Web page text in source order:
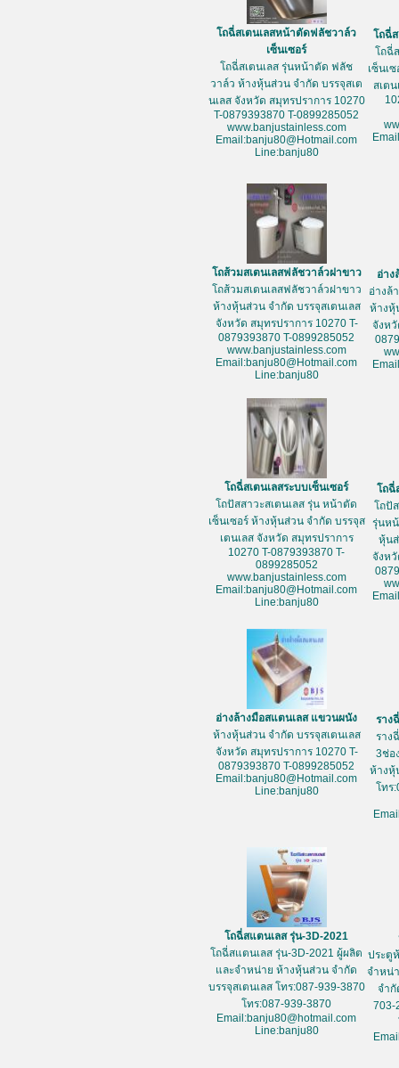
โถฉี่สเตนเลสหน้าตัดฟลัชวาล์ว
เซ็นเซอร์
โถฉี่สเตนเลส รุ่นหน้าตัด ฟลัช
วาล์ว ห้างหุ้นส่วน จำกัด บรรจุสเต
นเลส จังหวัด สมุทรปราการ 10270
T-0879393870 T-0899285052
www.banjustainless.com
Email:banju80@Hotmail.com
Line:banju80
โถฉี่
โถฉี่
เซ็นเ
สเต
โถส้วมสเตนเลสฟลัชวาล์วฝาขาว
โถส้วมสเตนเลสฟลัชวาล์วฝาขาว
ห้างหุ้นส่วน จำกัด บรรจุสเตนเลส
จังหวัด สมุทรปราการ 10270 T-
0879393870 T-0899285052
www.banjustainless.com
Email:banju80@Hotmail.com
Line:banju80
อ่าง
อ่างล้
ห้างหุ้
จังห
โถฉี่สเตนเลสระบบเซ็นเซอร์
โถปัสสาวะสเตนเลส รุ่น หน้าตัด
เซ็นเซอร์ ห้างหุ้นส่วน จำกัด บรรจุส
เตนเลส จังหวัด สมุทรปราการ
10270 T-0879393870 T-
0899285052
www.banjustainless.com
Email:banju80@Hotmail.com
Line:banju80
โถฉี่
โถปั
รุ่นห
หุ้น
จังห
อ่างล้างมือสแตนเลส แขวนผนัง
ห้างหุ้นส่วน จำกัด บรรจุสเตนเลส
จังหวัด สมุทรปราการ 10270 T-
0879393870 T-0899285052
Email:banju80@Hotmail.com
Line:banju80
ราง
ราง
3ช่อ
ห้างหุ้
โทร
โถฉี่สแตนเลส รุ่น-3D-2021
โถฉี่สแตนเลส รุ่น-3D-2021 ผู้ผลิต
และจำหน่าย ห้างหุ้นส่วน จำกัด
บรรจุสเตนเลส โทร:087-939-3870
โทร:087-939-3870
Email:banju80@hotmail.com
Line:banju80
ประตู
จำหน่
จำกั
703-